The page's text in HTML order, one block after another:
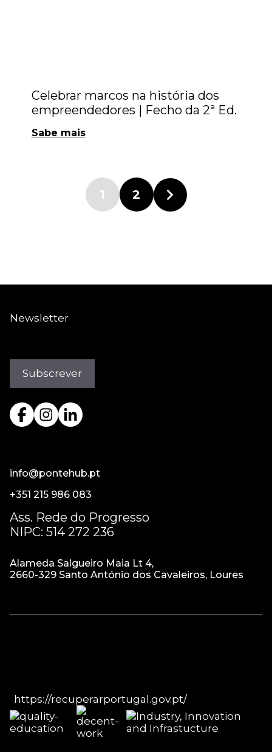
Celebrar marcos na história dos
empreendedores | Fecho da 2ª Ed.
Sabe mais
1 2
Newsletter
info@pontehub.pt
+351 215 986 083
Ass. Rede do Progresso
NIPC: 514 272 236
Alameda Salgueiro Maia Lt 4,
2660-329 Santo António dos Cavaleiros, Loures
https://recuperarportugal.gov.pt/